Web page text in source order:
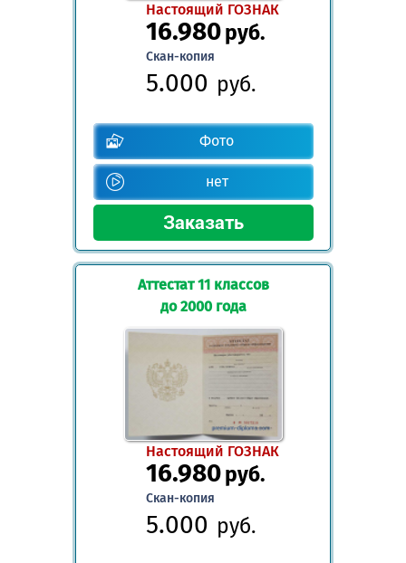
Настоящий ГОЗНАК
16.980руб.
Скан-копия
5.000 руб.
Фото
нет
Аттестат 11 классов
до 2000 года
Настоящий ГОЗНАК
16.980руб.
Скан-копия
5.000 руб.